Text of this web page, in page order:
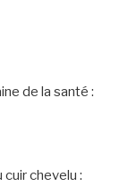
de la santé :
chevelu :